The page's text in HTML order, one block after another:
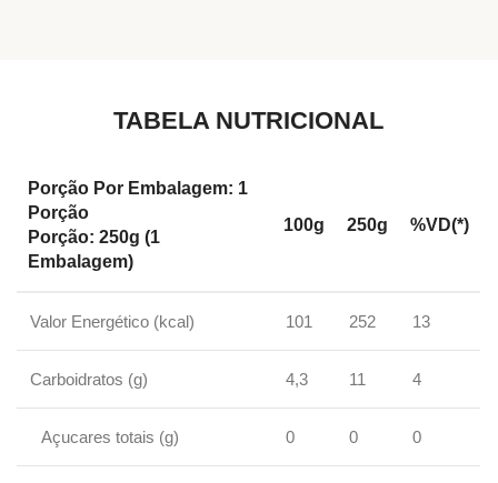
TABELA NUTRICIONAL
Porção Por Embalagem: 1
Porção
Porção: 250g (1
Embalagem)
100g 250g %VD(*)
Valor Energético (kcal) 101 252 13
Carboidratos (g) 4,3 11 4
Açucares totais (g) 0 0 0